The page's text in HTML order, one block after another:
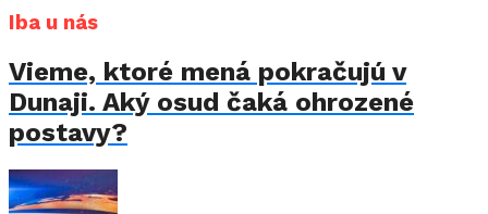
Iba u nás
Vieme, ktoré mená pokračujú v
Dunaji. Aký osud čaká ohrozené
postavy?